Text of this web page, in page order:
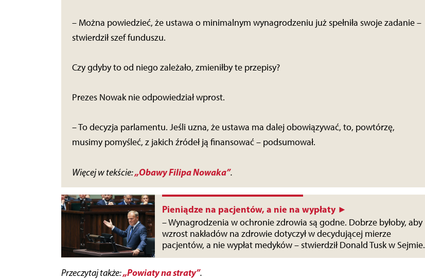
– Można powiedzieć, że ustawa o minimalnym wynagrodzeniu już spełniła swoje zadanie –
stwierdził szef funduszu.
Czy gdyby to od niego zależało, zmieniłby te przepisy?
Prezes Nowak nie odpowiedział wprost.
– To decyzja parlamentu. Jeśli uzna, że ustawa ma dalej obowiązywać, to, powtórzę,
musimy pomyśleć, z jakich źródeł ją finansować – podsumował.
Więcej w tekście:„Obawy Filipa Nowaka”.
Pieniądze na pacjentów, a nie na wypłaty ►
– Wynagrodzenia w ochronie zdrowia są godne. Dobrze byłoby, aby
wzrost nakładów na zdrowie dotyczył w decydującej mierze
pacjentów, a nie wypłat medyków – stwierdził Donald Tusk w Sejmie.
Przeczytaj także:„Powiaty na straty”.